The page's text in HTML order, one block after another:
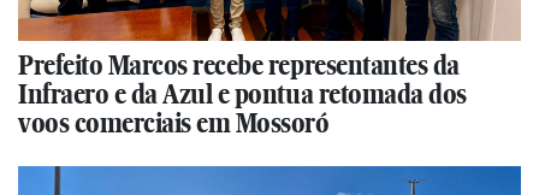
Prefeito Marcos recebe representantes da
Infraero e da Azul e pontua retomada dos
voos comerciais em Mossoró